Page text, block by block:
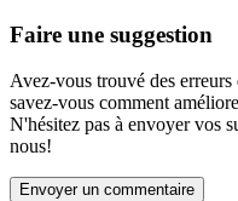
Faire une suggestion
Avez-vous trouvé des
savez-vous comment
N'hésitez pas à envoyer vos
nous!
Envoyer un commentaire